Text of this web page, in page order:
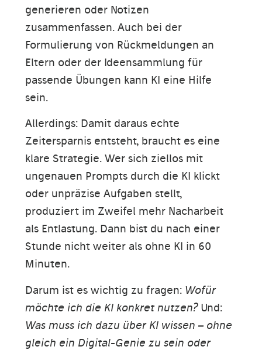
generieren oder Notizen
zusammenfassen. Auch bei der
Formulierung von Rückmeldungen an
Eltern oder der Ideensammlung für
passende Übungen kann KI eine Hilfe
sein.
Allerdings: Damit daraus echte
Zeitersparnis entsteht, braucht es eine
klare Strategie. Wer sich ziellos mit
ungenauen Prompts durch die KI klickt
oder unpräzise Aufgaben stellt,
produziert im Zweifel mehr Nacharbeit
als Entlastung. Dann bist du nach einer
Stunde nicht weiter als ohne KI in 60
Minuten.
Darum ist es wichtig zu fragen: Wofür
möchte ich die KI konkret nutzen?Und:
Was muss ich dazu über KI wissen – ohne
gleich ein Digital-Genie zu sein oder